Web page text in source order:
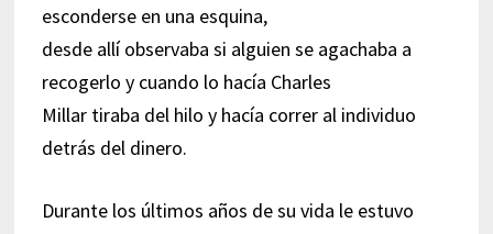
esconderse en una esquina,
desde allí observaba si alguien se agachaba a
recogerlo y cuando lo hacía Charles
Millar tiraba del hilo y hacía correr al individuo
detrás del dinero.
Durante los últimos años de su vida le estuvo